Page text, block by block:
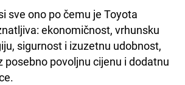
sve ono po čemu je Toyota
ekonomičnost, vrhunsku
sigurnost i izuzetnu udobnost,
posebno povoljnu cijenu i dodatnu